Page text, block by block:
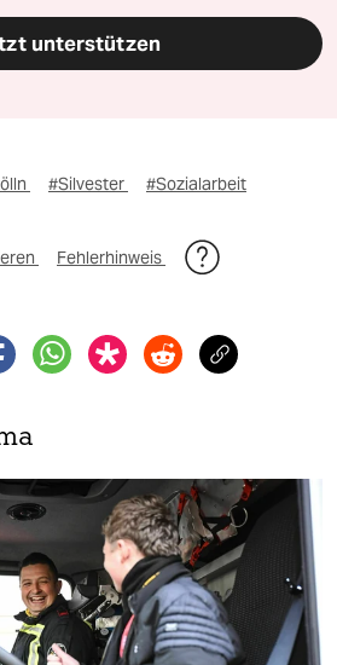
unterstützen
#Silvester #Sozialarbeit
Fehlerhinweis